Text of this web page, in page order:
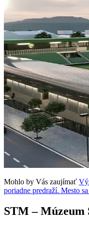
Mohlo by Vás zaujímať
poriadne predraží. Mesto
STM – Múzeum